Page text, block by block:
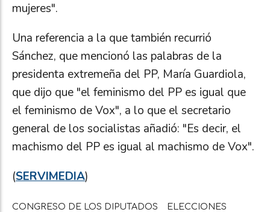
mujeres".
Una referencia a la que también recurrió
Sánchez, que mencionó las palabras de la
presidenta extremeña del PP, María Guardiola,
que dijo que "el feminismo del PP es igual que
el feminismo de Vox", a lo que el secretario
general de los socialistas añadió: "Es decir, el
machismo del PP es igual al machismo de Vox".
(SERVIMEDIA)
CONGRESO DE LOS DIPUTADOS
ELECCIONES